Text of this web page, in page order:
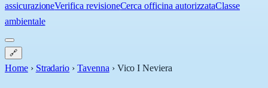
assicurazioneVerifica revisioneCerca officina autorizzataClasse
ambientale
🔗
Home › Stradario › Tavenna › Vico I Neviera